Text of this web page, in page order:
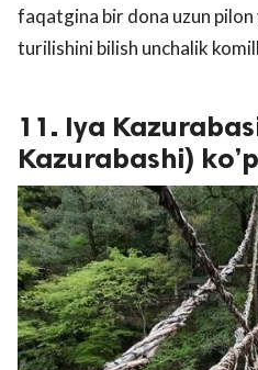
faqatgina bir dona uzun
turilishini bilish unchalik
11. Iya
Kazurabashi)